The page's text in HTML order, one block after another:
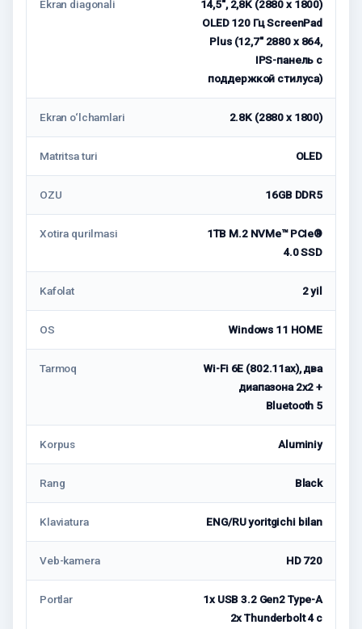
Ekran diagonali
14,5", 2,8K (2880 x 1800)
OLED 120 Гц ScreenPad
Plus (12,7" 2880 x 864,
IPS-панель с
поддержкой стилуса)
Ekran o‘lchamlari 2.8K (2880 x 1800)
Matritsa turi OLED
OZU 16GB DDR5
Xotira qurilmasi
1TB M.2 NVMe™ PCIe®
4.0 SSD
Kafolat 2 yil
OS Windows 11 HOME
Tarmoq
Wi-Fi 6E (802.11ax), два
диапазона 2х2 +
Bluetooth 5
Korpus Aluminiy
Rang Black
Klaviatura ENG/RU yoritgichi bilan
Veb-kamera HD 720
Portlar
1x USB 3.2 Gen2 Type-A
2x Thunderbolt 4 с